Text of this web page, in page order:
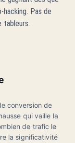
Pas de
tableurs.
conversion de
qui vaille la
de trafic le
la significativité